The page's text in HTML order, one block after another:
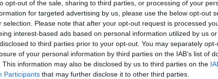
opt-out of the sale, sharing to third parties, or processing of your
for targeted advertising by us, please use the below opt-out
selection. Please note that after your opt-out request is processed
interest-based ads based on personal information utilized by us
to third parties prior to your opt-out. You may separately
of your personal information by third parties on the IAB’s list of
This information may also be disclosed by us to third parties on the
Participants that may further disclose it to other third parties.
2017-05-10 17:17
Kom ihåg mig
Glömt ditt lösenord?
Få ny aktiveringslänk
Betapet är gratis!